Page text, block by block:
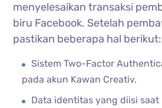
menyelesaikan transaksi
biru Facebook. Setelah
pastikan beberapa hal berikut:
Sistem Two-Factor
pada akun Kawan Creativ.
Data identitas yang diisi